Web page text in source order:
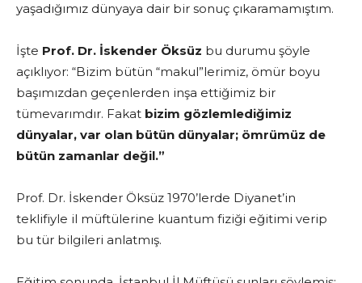
yaşadığımız dünyaya dair bir sonuç çıkaramamıştım.
İşte Prof. Dr. İskender Öksüz bu durumu şöyle
açıklıyor: “Bizim bütün “makul”lerimiz, ömür boyu
başımızdan geçenlerden inşa ettiğimiz bir
tümevarımdır. Fakat bizim gözlemlediğimiz
dünyalar, var olan bütün dünyalar; ömrümüz de
bütün zamanlar değil.”
Prof. Dr. İskender Öksüz 1970’lerde Diyanet’in
teklifiyle il müftülerine kuantum fiziği eğitimi verip
bu tür bilgileri anlatmış.